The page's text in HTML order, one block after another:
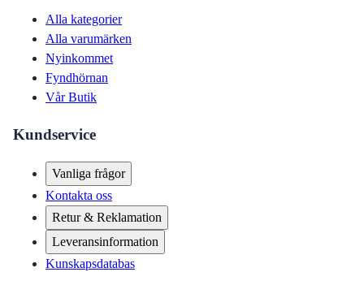
Alla kategorier
Alla varumärken
Nyinkommet
Fyndhörnan
Vår Butik
Kundservice
Vanliga frågor
Kontakta oss
Retur & Reklamation
Leveransinformation
Kunskapsdatabas